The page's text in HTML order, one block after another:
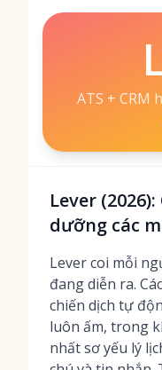
ATS + CRM
Lever
dưỡng các
Lever coi mỗi
đang diễn ra.
chiến dịch tự
luôn ấm, trong
nhất sơ yếu lý